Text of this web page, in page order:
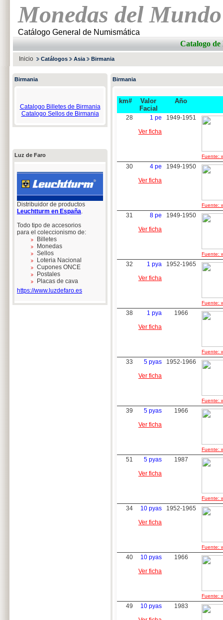
Monedas del Mundo
Catálogo General de Numismática
Catalogo
Inicio Catálogos Asia Birmania
Birmania
Catalogo Billetes de Birmania
Catalogo Sellos de Birmania
Luz de Faro
Distribuidor de productos
Leuchtturm en España.
Todo tipo de accesorios
para el coleccionismo de:
Billetes
Monedas
Sellos
Loteria Nacional
Cupones ONCE
Postales
Placas de cava
https://www.luzdefaro.es
Birmania
km#
Valor
Facial
Año
28
1 pe
Ver ficha
1949-1951
Fuente:
30
4 pe
Ver ficha
1949-1950
Fuente:
31
8 pe
Ver ficha
1949-1950
Fuente:
32
1 pya
Ver ficha
1952-1965
Fuente:
38
1 pya
Ver ficha
1966
Fuente:
33
5 pyas
Ver ficha
1952-1966
Fuente:
39
5 pyas
Ver ficha
1966
Fuente:
51
5 pyas
Ver ficha
1987
Fuente:
34
10 pyas
Ver ficha
1952-1965
Fuente:
40
10 pyas
Ver ficha
1966
Fuente:
49
10 pyas
1983